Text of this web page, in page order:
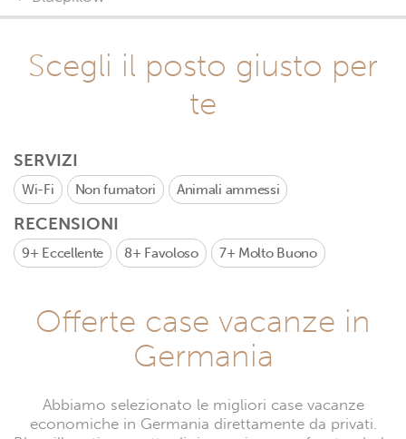
Scegli il posto giusto per
te
SERVIZI
Wi-Fi Non fumatori Animali ammessi
RECENSIONI
9+ Eccellente 8+ Favoloso 7+ Molto Buono
Offerte case vacanze in
Germania
Abbiamo selezionato le migliori case vacanze
economiche in Germania direttamente da privati.